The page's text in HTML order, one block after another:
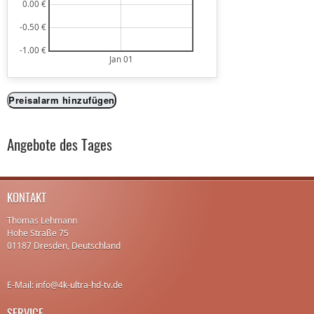
Jan 01
-1.00 €
-0.50 €
0.00 €
Preisalarm hinzufügen
Angebote des Tages
KONTAKT
Thomas Lehmann
Hohe Straße 75
01187 Dresden, Deutschland
E-Mail: info@4k-ultra-hd-tv.de